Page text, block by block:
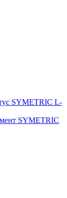
SYMETRIC L-
SYMETRIC